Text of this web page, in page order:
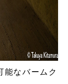
能なバームク